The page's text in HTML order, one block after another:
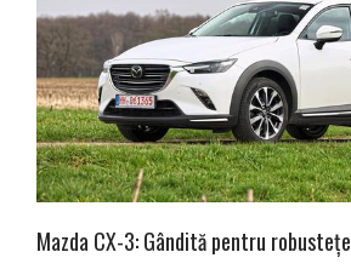
Mazda CX-3: Gândită pentru robustețe